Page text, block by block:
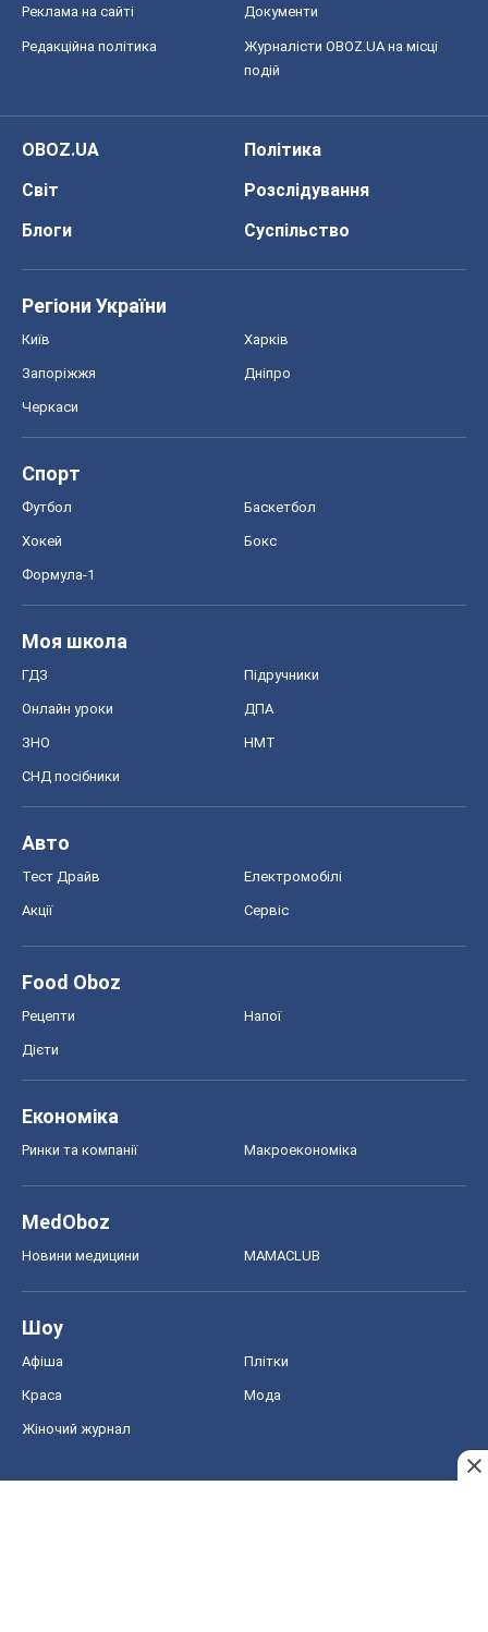
Реклама на сайті Документи
Редакційна політика
Журналісти OBOZ.UA на місці
подій
OBOZ.UA
Політика
Світ
Розслідування
Блоги
Суспільство
Регіони України
Київ Харків
Запоріжжя Дніпро
Черкаси
Спорт
Футбол Баскетбол
Хокей Бокс
Формула-1
Моя школа
ГДЗ Підручники
Онлайн уроки ДПА
ЗНО НМТ
СНД посібники
Авто
Тест Драйв Електромобілі
Акції Сервіс
Food Oboz
Рецепти Напої
Дієти
Економіка
Ринки та компанії Макроекономіка
MedOboz
Новини медицини MAMACLUB
Шоу
Афіша Плітки
Краса Мода
Жіночий журнал